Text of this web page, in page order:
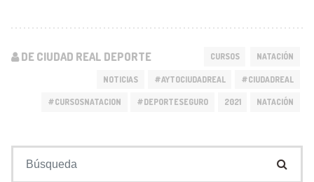
DE CIUDAD REAL DEPORTE CURSOS NATACIÓN
NOTICIAS #AYTOCIUDADREAL #CIUDADREAL
#CURSOSNATACION #DEPORTESEGURO 2021 NATACIÓN